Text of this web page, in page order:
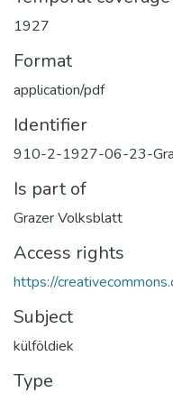
1927
Format
application/pdf
Identifier
910-2-1927-06-23-
Is part of
Grazer Volksblatt
Access rights
https://
Subject
külföldiek
Type